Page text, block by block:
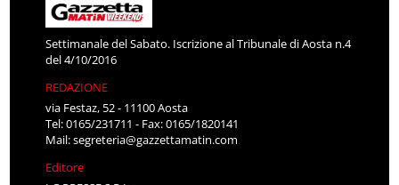
Settimanale del Sabato. Iscrizione al Tribunale di Aosta n.4
del 4/10/2016
REDAZIONE
via Festaz, 52 - 11100 Aosta
Tel: 0165/231711 - Fax: 0165/1820141
Mail:segreteria@gazzettamatin.com
Editore